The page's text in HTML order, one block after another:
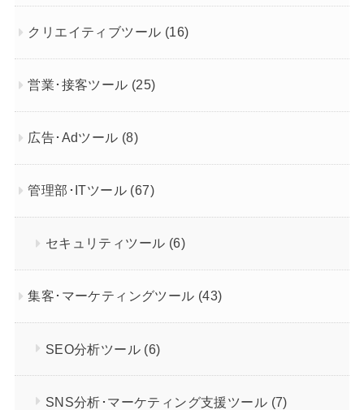
クリエイティブツール (16)
営業･接客ツール (25)
広告･Adツール (8)
管理部･ITツール (67)
セキュリティツール (6)
集客･マーケティングツール (43)
SEO分析ツール (6)
SNS分析･マーケティング支援ツール (7)